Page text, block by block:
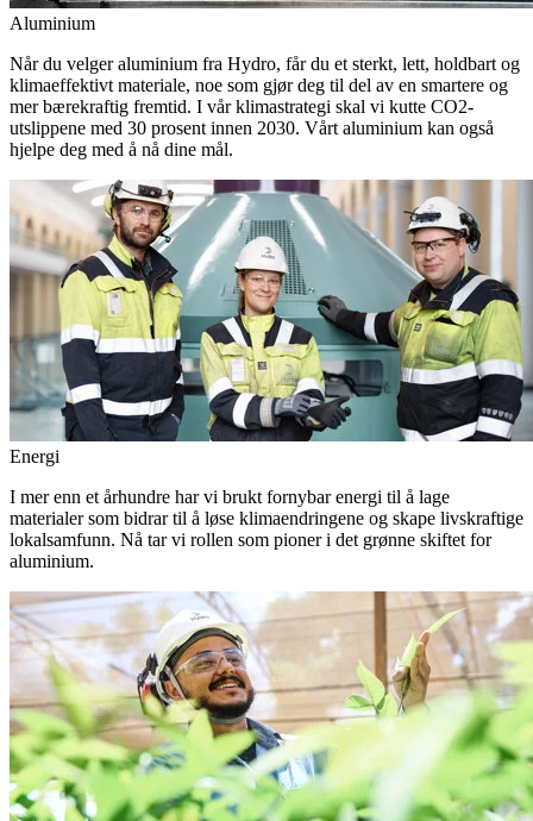
Aluminium
Når du velger aluminium fra Hydro, får du et sterkt, lett, holdbart og
klimaeffektivt materiale, noe som gjør deg til del av en smartere og
mer bærekraftig fremtid. I vår klimastrategi skal vi kutte CO2-
utslippene med 30 prosent innen 2030. Vårt aluminium kan også
hjelpe deg med å nå dine mål.
Energi
I mer enn et århundre har vi brukt fornybar energi til å lage
materialer som bidrar til å løse klimaendringene og skape livskraftige
lokalsamfunn. Nå tar vi rollen som pioner i det grønne skiftet for
aluminium.